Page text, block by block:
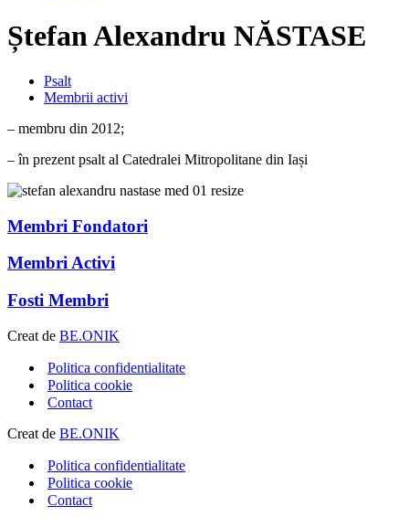
Ștefan Alexandru NĂSTASE
Psalt
Membrii activi
– membru din 2012;
– în prezent psalt al Catedralei Mitropolitane din Iași
Membri Fondatori
Membri Activi
Fosti Membri
Creat de BE.ONIK
Politica confidentialitate
Politica cookie
Contact
Creat de BE.ONIK
Politica confidentialitate
Politica cookie
Contact